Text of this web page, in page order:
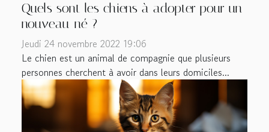
Quels sont les chiens à adopter pour un
nouveau-né ?
Jeudi 24 novembre 2022 19:06
Le chien est un animal de compagnie que plusieurs
personnes cherchent à avoir dans leurs domiciles...